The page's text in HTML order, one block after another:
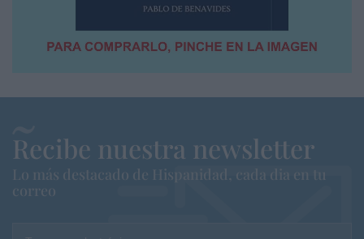
Recibe nuestra newsletter
Lo más destacado de Hispanidad, cada dia en tu
correo